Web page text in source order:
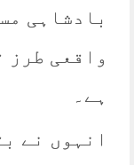
بادشاہی
واقعی طرز
ہے۔
انہوں نے